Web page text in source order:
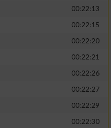
00:22:13
00:22:15
00:22:20
00:22:21
00:22:26
00:22:27
00:22:29
00:22:30